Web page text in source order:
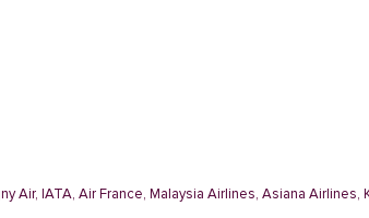
Air, IATA, Air France, Malaysia Airlines, Asiana